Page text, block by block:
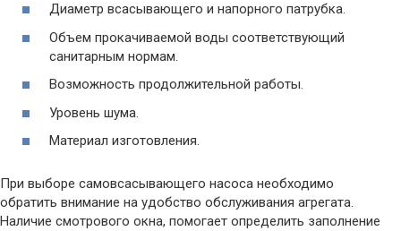
Диаметр всасывающего и напорного патрубка.
Объем прокачиваемой воды соответствующий
санитарным нормам.
Возможность продолжительной работы.
Уровень шума.
Материал изготовления.
При выборе самовсасывающего насоса необходимо
обратить внимание на удобство обслуживания агрегата.
Наличие смотрового окна, помогает определить заполнение